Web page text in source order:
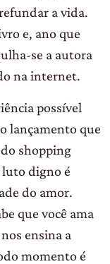
a vida.
e, ano que
se a autora
na internet.
possível
lançamento que
shopping
luto digno é
do amor.
que você ama
ensina a
momento é